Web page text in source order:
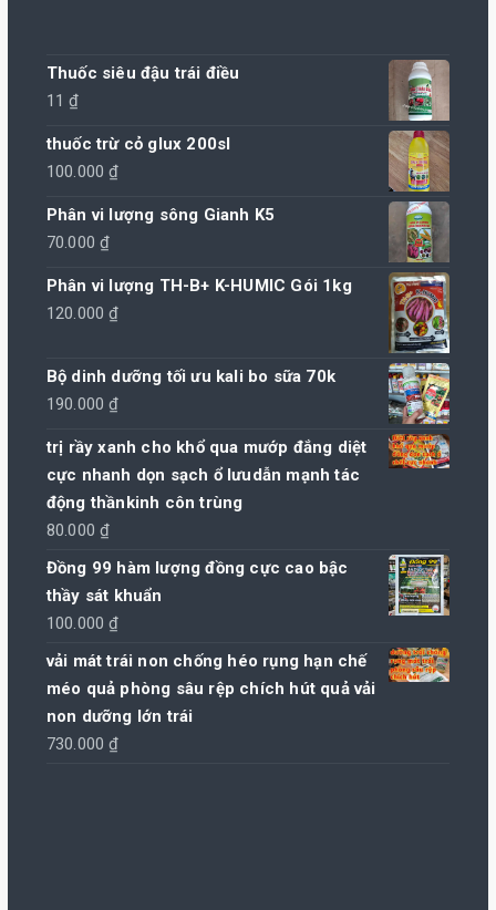
Thuốc siêu đậu trái điều
11₫
thuốc trừ cỏ glux 200sl
100.000₫
Phân vi lượng sông Gianh K5
70.000₫
Phân vi lượng TH-B+ K-HUMIC Gói 1kg
120.000₫
Bộ dinh dưỡng tối ưu kali bo sữa 70k
190.000₫
trị rầy xanh cho khổ qua mướp đắng diệt
cực nhanh dọn sạch ổ lưudẫn mạnh tác
động thầnkinh côn trùng
80.000₫
Đồng 99 hàm lượng đồng cực cao bậc
thầy sát khuẩn
100.000₫
vải mát trái non chống héo rụng hạn chế
méo quả phòng sâu rệp chích hút quả vải
non dưỡng lớn trái
730.000₫